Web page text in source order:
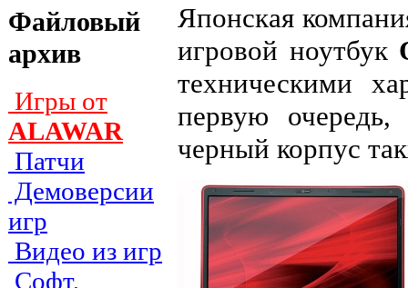
Файловый
архив
Игры от
ALAWAR
Патчи
Демоверсии
игр
Видео из игр
Софт,
Японская
игровой ноутбук
техническими
первую
черный корпус